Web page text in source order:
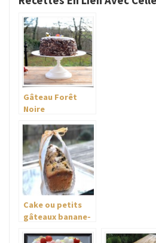
Gâteau Forêt
Noire
Cake ou petits
gâteaux banane-